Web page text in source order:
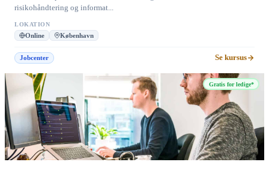
risikohåndtering og informat...
LOKATION
Online København
Jobcenter Se kursus
Gratis for ledige*